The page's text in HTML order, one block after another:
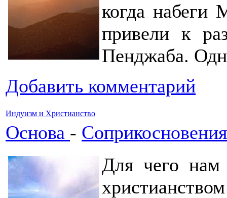
когда набеги
привели к
Пенджаба.
Добавить комментарий
Индуизм и Христианство
Основа -
Для чего нам